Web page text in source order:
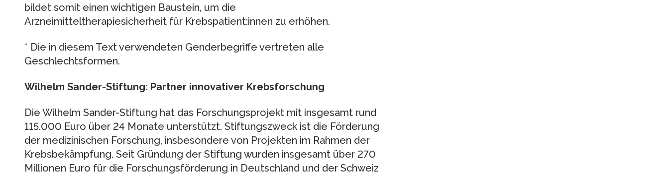
bildet somit einen wichtigen Baustein, um die
Arzneimitteltherapiesicherheit für Krebspatient:innen zu erhöhen.
* Die in diesem Text verwendeten Genderbegriffe vertreten alle
Geschlechtsformen.
Wilhelm Sander-Stiftung: Partner innovativer Krebsforschung
Die Wilhelm Sander-Stiftung hat das Forschungsprojekt mit insgesamt rund
115.000 Euro über 24 Monate unterstützt. Stiftungszweck ist die Förderung
der medizinischen Forschung, insbesondere von Projekten im Rahmen der
Krebsbekämpfung. Seit Gründung der Stiftung wurden insgesamt über 270
Millionen Euro für die Forschungsförderung in Deutschland und der Schweiz